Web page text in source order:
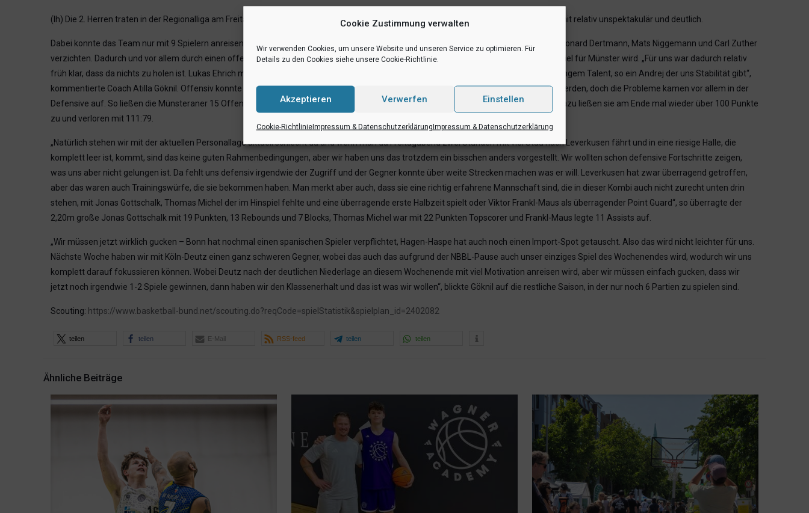
Cookie Zustimmung verwalten
Wir verwenden Cookies, um unsere Website und unseren Service zu optimieren. Für
Details zu den Cookies siehe unsere Cookie-Richtlinie.
Akzeptieren Verwerfen Einstellen
Cookie-RichtlinieImpressum & DatenschutzerklärungImpressum & Datenschutzerklärung
(lh) Die 2. Herren traten in der Regionalliga am Freitagabend in Leverkusen erneut stark ersatzgeschwächt an und verloren das Spiel somit relativ unspektakulär und deutlich.
Dabei konnte das Team nur mit 9 Spielern anreisen und musste dabei auf Spieler wie Andrej König, Viktor Ludviksson, Helge Wezorke, Leonard Dertmann, Mats Niggemann und Carl Zuther
verzichten. Dadurch und vor allem durch einen offensiv starken Start der Leverkusener war schnell klar, dass es ein extrem schweres Spiel für Münster wird. „Für uns war dadurch relativ
früh klar, dass da nichts zu holen ist. Lukas Ehrich machte das erste Spiel nach seiner Verletzung. Uns fehlt der Mix aus Erfahrung und jungem Talent, so ein Andrej der uns Stabilität gibt“,
kommentierte Coach Atilla Göknil. Offensiv konnte König durch Fynn Aumann in diesem Spiel mit 22 Punkten zwar annähernd ersetzt werden, doch die Probleme kamen vor allem in der
Defensive auf. So ließen die Münsteraner 15 Offensivrebounds zu und verloren das Rebound-Duell allgemein auch deutlich mit 29:50. Dazu ließen sie am Ende mal wieder über 100 Punkte
zu und verloren mit 111:79.
„Natürlich stehen wir mit der aktuellen Personallage aktuell schlecht da und wenn man da Freitagabend zwei Stunden mit viel Stau nach Leverkusen fährt und in eine riesige Halle, die
komplett leer ist, kommt, sind das keine guten Rahmenbedingungen, aber wir haben uns das trotzdem ein bisschen anders vorgestellt. Wir wollten schon defensive Fortschritte zeigen,
was uns aber nicht gelungen ist. Da fehlt uns defensiv irgendwie der Zugriff und der Gegner konnte über weite Strecken machen was er will. Leverkusen hat zwar überragend getroffen,
aber das waren auch Trainingswürfe, die sie bekommen haben. Man merkt aber auch, dass sie eine richtig erfahrene Mannschaft sind, die in dieser Kombi auch nicht zurecht unten drin
stehen, mit Jonas Gottschalk, Thomas Michel der im Hinspiel fehlte und eine überragende erste Halbzeit spielt oder Viktor Frankl-Maus als überragender Point Guard“, so überragte der
2,20m große Jonas Gottschalk mit 19 Punkten, 13 Rebounds und 7 Blocks, Thomas Michel war mit 22 Punkten Topscorer und Frankl-Maus legte 11 Assists auf.
„Wir müssen jetzt wirklich gucken – Bonn hat nochmal einen spanischen Spieler verpflichtet, Hagen-Haspe hat auch noch einen Import-Spot getauscht. Also das wird nicht leichter für uns.
Nächste Woche haben wir mit Köln-Deutz einen ganz schweren Gegner, wobei das auch das aufgrund der NBBL-Pause auch unser einziges Spiel des Wochenendes wird, wodurch wir uns
komplett darauf fokussieren können. Wobei Deutz nach der deutlichen Niederlage an diesem Wochenende mit viel Motivation anreisen wird, aber wir müssen einfach gucken, dass wir
jetzt noch irgendwie 1-2 Spiele gewinnen, dann haben wir den Klassenerhalt und das ist was wir wollen“, blickte Göknil auf die restliche Saison, in der nur noch 6 Partien zu spielen sind.
Scouting: https://www.basketball-bund.net/scouting.do?reqCode=spielStatistik&spielplan_id=2402082
teilen teilen E-Mail RSS-feed teilen teilen
Ähnliche Beiträge